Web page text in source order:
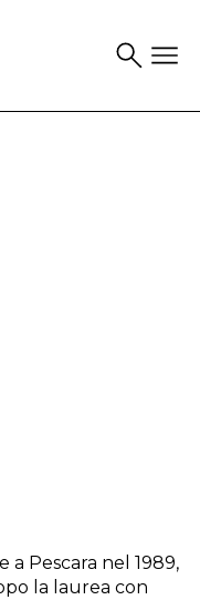
SearchDrawer
a Pescara nel 1989,
la laurea con